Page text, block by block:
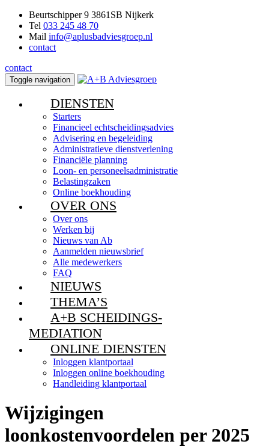
Beurtschipper 9 3861SB Nijkerk
Tel 033 245 48 70
Mail info@aplusbadviesgroep.nl
contact
contact
Toggle navigation
DIENSTEN
Starters
Financieel echtscheidingsadvies
Advisering en begeleiding
Administratieve dienstverlening
Financiële planning
Loon- en personeelsadministratie
Belastingzaken
Online boekhouding
OVER ONS
Over ons
Werken bij
Nieuws van Ab
Aanmelden nieuwsbrief
Alle medewerkers
FAQ
NIEUWS
THEMA’S
A+B SCHEIDINGS-
MEDIATION
ONLINE DIENSTEN
Inloggen klantportaal
Inloggen online boekhouding
Handleiding klantportaal
Wijzigingen
loonkostenvoordelen per 2025